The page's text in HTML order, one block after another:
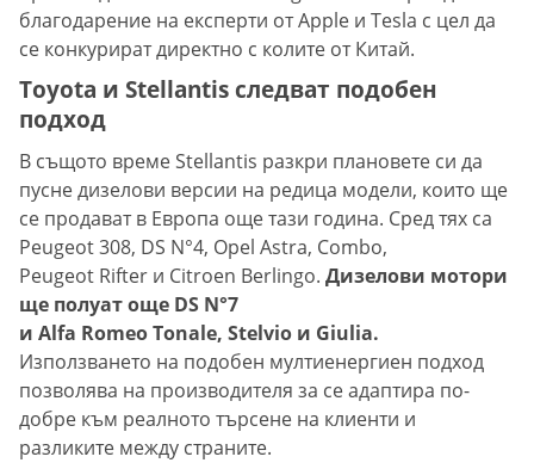
благодарение на експерти от Apple и Tesla с цел да
се конкурират директно с колите от Китай.
Toyota и Stellantis следват подобен
подход
В същото време Stellantis разкри плановете си да
пусне дизелови версии на редица модели, които ще
се продават в Европа още тази година. Сред тях са
Peugeot 308, DS N°4, Opel Astra, Combo,
Peugeot Rifter и Citroen Berlingo. Дизелови мотори
ще полуат още DS N°7
и Alfa Romeo Tonale, Stelvio и Giulia.
Използването на подобен мултиенергиен подход
позволява на производителя за се адаптира по-
добре към реалното търсене на клиенти и
разликите между страните.